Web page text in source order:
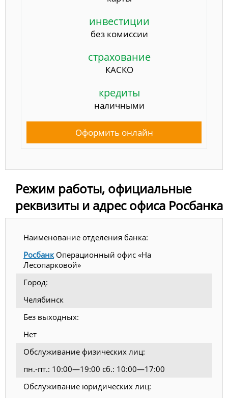
инвестиции
без комиссии
страхование
КАСКО
кредиты
наличными
Оформить онлайн
Режим работы, официальные
реквизиты и адрес офиса Росбанка
Наименование отделения банка:
РосбанкОперационный офис «На
Лесопарковой»
Город:
Челябинск
Без выходных:
Нет
Обслуживание физических лиц:
пн.-пт.: 10:00—19:00 сб.: 10:00—17:00
Обслуживание юридических лиц: